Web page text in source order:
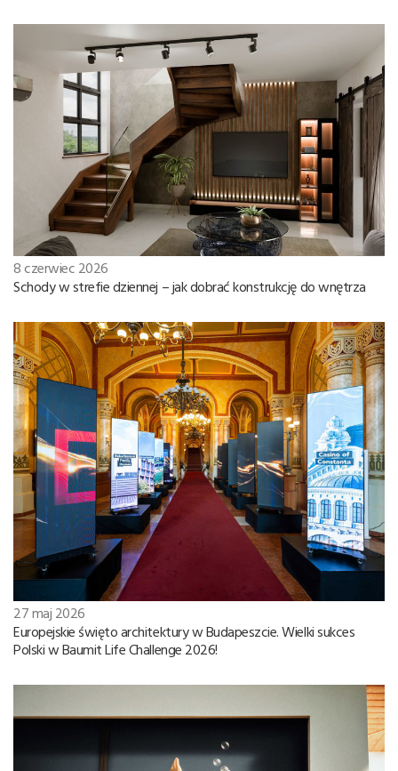
8 czerwiec 2026
Schody w strefie dziennej – jak dobrać konstrukcję do wnętrza
27 maj 2026
Europejskie święto architektury w Budapeszcie. Wielki sukces
Polski w Baumit Life Challenge 2026!